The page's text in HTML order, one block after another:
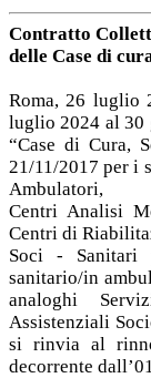
Contratto
delle Case di
Roma, 26 luglio
luglio 2024 al 30
“Case di Cura,
21/11/2017 per i
Ambulatori,
Centri Analisi
Centri di
Soci - Sanitari
sanitario/in
analoghi
Assistenziali
si rinvia al
decorrente